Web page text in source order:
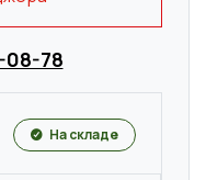
08-78
На складе